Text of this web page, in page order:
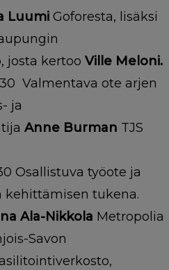
LuumiGoforesta, lisäksi
josta kertoo Ville Meloni.
Valmentava ote arjen
ja
Anne Burman TJS
Osallistuva työote ja
tukena.
Ala-Nikkola Metropolia
Savon